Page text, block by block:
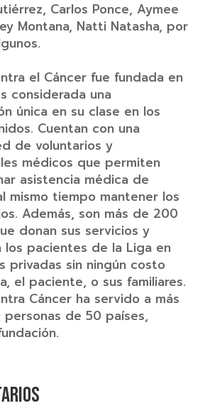
Carlos Ponce, Aymee
Montana, Natti Natasha, por
el Cáncer fue fundada en
considerada una
única en su clase en los
Cuentan con una
de voluntarios y
médicos que permiten
asistencia médica de
mismo tiempo mantener los
Además, son más de 200
donan sus servicios y
los pacientes de la Liga en
privadas sin ningún costo
el paciente, o sus familiares.
Cáncer ha servido a más
de 50 países,